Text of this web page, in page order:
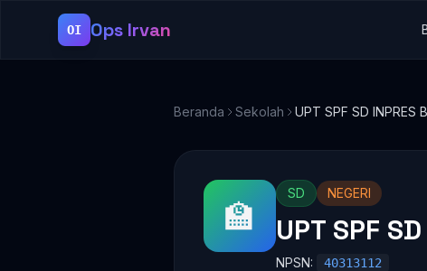
OI Ops Irvan
Beranda Sekolah UPT SPF SD INPRES
🏫
SD NEGERI
UPT SPF
NPSN: 40313112